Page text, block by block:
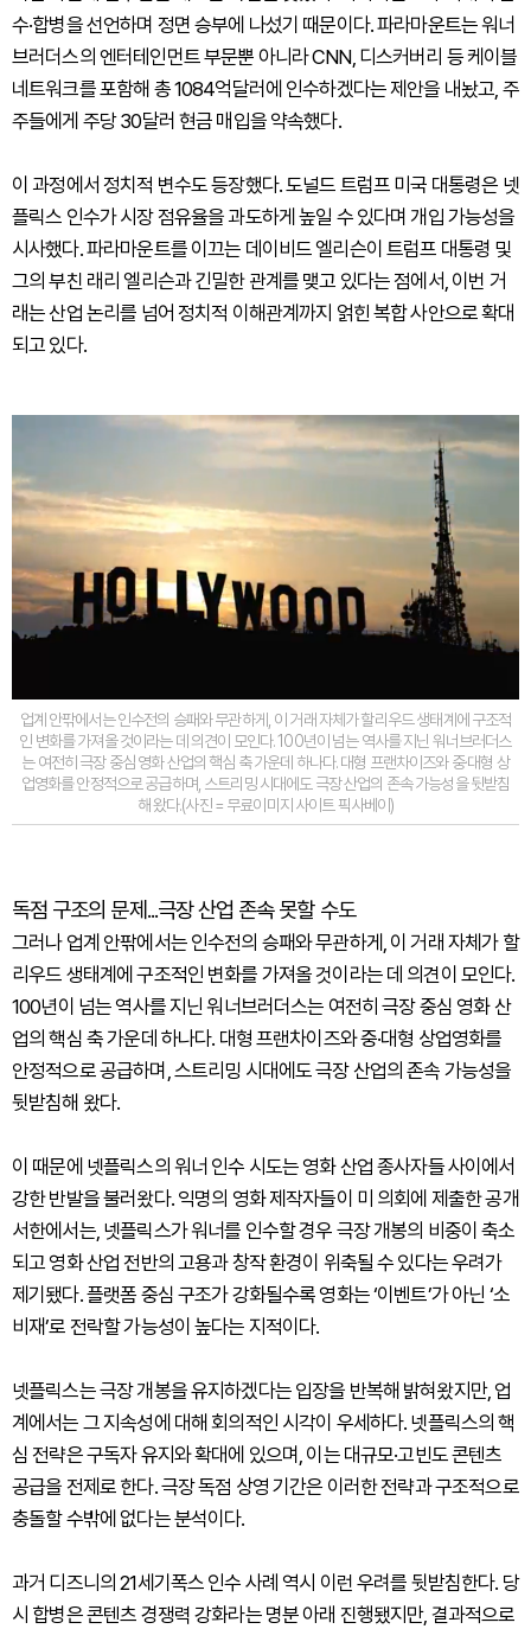
수·합병을 선언하며 정면 승부에 나섰기 때문이다. 파라마운트는 워너
브러더스의 엔터테인먼트 부문뿐 아니라 CNN, 디스커버리 등 케이블
네트워크를 포함해 총 1084억달러에 인수하겠다는 제안을 내놨고, 주
주들에게 주당 30달러 현금 매입을 약속했다.
이 과정에서 정치적 변수도 등장했다. 도널드 트럼프 미국 대통령은 넷
플릭스 인수가 시장 점유율을 과도하게 높일 수 있다며 개입 가능성을
시사했다. 파라마운트를 이끄는 데이비드 엘리슨이 트럼프 대통령 및
그의 부친 래리 엘리슨과 긴밀한 관계를 맺고 있다는 점에서, 이번 거
래는 산업 논리를 넘어 정치적 이해관계까지 얽힌 복합 사안으로 확대
되고 있다.
업계 안팎에서는 인수전의 승패와 무관하게, 이 거래 자체가 할리우드 생태계에 구조적
인 변화를 가져올 것이라는 데 의견이 모인다. 100년이 넘는 역사를 지닌 워너브러더스
는 여전히 극장 중심 영화 산업의 핵심 축 가운데 하나다. 대형 프랜차이즈와 중·대형 상
업영화를 안정적으로 공급하며, 스트리밍 시대에도 극장 산업의 존속 가능성을 뒷받침
해 왔다.(사진 = 무료이미지 사이트 픽사베이)
독점 구조의 문제...극장 산업 존속 못할 수도
그러나 업계 안팎에서는 인수전의 승패와 무관하게, 이 거래 자체가 할
리우드 생태계에 구조적인 변화를 가져올 것이라는 데 의견이 모인다.
100년이 넘는 역사를 지닌 워너브러더스는 여전히 극장 중심 영화 산
업의 핵심 축 가운데 하나다. 대형 프랜차이즈와 중·대형 상업영화를
안정적으로 공급하며, 스트리밍 시대에도 극장 산업의 존속 가능성을
뒷받침해 왔다.
이 때문에 넷플릭스의 워너 인수 시도는 영화 산업 종사자들 사이에서
강한 반발을 불러왔다. 익명의 영화 제작자들이 미 의회에 제출한 공개
서한에서는, 넷플릭스가 워너를 인수할 경우 극장 개봉의 비중이 축소
되고 영화 산업 전반의 고용과 창작 환경이 위축될 수 있다는 우려가
제기됐다. 플랫폼 중심 구조가 강화될수록 영화는 ‘이벤트’가 아닌 ‘소
비재’로 전락할 가능성이 높다는 지적이다.
넷플릭스는 극장 개봉을 유지하겠다는 입장을 반복해 밝혀왔지만, 업
계에서는 그 지속성에 대해 회의적인 시각이 우세하다. 넷플릭스의 핵
심 전략은 구독자 유지와 확대에 있으며, 이는 대규모·고빈도 콘텐츠
공급을 전제로 한다. 극장 독점 상영 기간은 이러한 전략과 구조적으로
충돌할 수밖에 없다는 분석이다.
과거 디즈니의 21세기폭스 인수 사례 역시 이런 우려를 뒷받침한다. 당
시 합병은 콘텐츠 경쟁력 강화라는 명분 아래 진행됐지만, 결과적으로